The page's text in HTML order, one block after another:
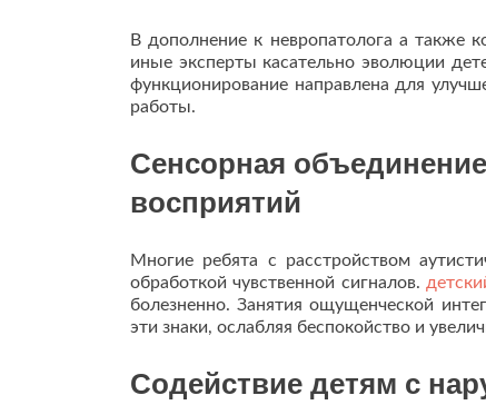
В дополнение к невропатолога а также
иные эксперты касательно эволюции
функционирование направлена для
работы.
Сенсорная
восприятий
Многие ребята с расстройством
обработкой чувственной сигналов.
болезненно. Занятия ощущенческой
эти знаки, ослабляя беспокойство и
Содействие детям с